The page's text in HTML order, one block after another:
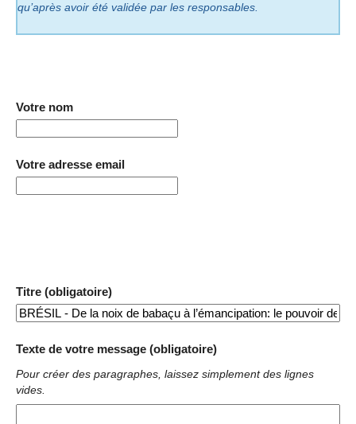
qu’après avoir été validée par les responsables.
Votre nom
Votre adresse email
Titre (obligatoire)
Texte de votre message (obligatoire)
Pour créer des paragraphes, laissez simplement des lignes
vides.